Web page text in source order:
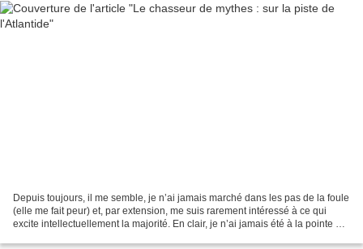
Depuis toujours, il me semble, je n’ai jamais marché dans les pas de la foule
(elle me fait peur) et, par extension, me suis rarement intéressé à ce qui
excite intellectuellement la majorité. En clair, je n’ai jamais été à la pointe de